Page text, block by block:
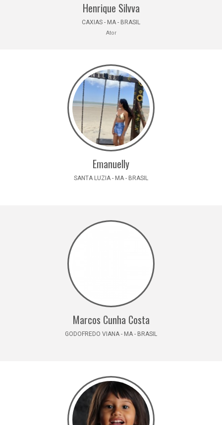
Henrique Silvva
CAXIAS - MA - BRASIL
Ator
Emanuelly
SANTA LUZIA - MA - BRASIL
Marcos Cunha Costa
GODOFREDO VIANA - MA - BRASIL